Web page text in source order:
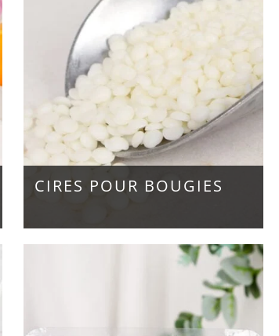
CIRES POUR BOUGIES